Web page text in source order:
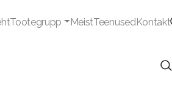
Tootegrupp MeistTeenusedKontakt